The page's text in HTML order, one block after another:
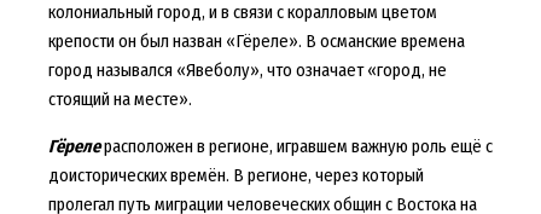
колониальный город, и в связи с коралловым цветом
крепости он был назван «Гёреле». В османские времена
город назывался «Явеболу», что означает «город, не
стоящий на месте».
Гёрелерасположен в регионе, игравшем важную роль ещё с
доисторических времён. В регионе, через который
пролегал путь миграции человеческих общин с Востока на